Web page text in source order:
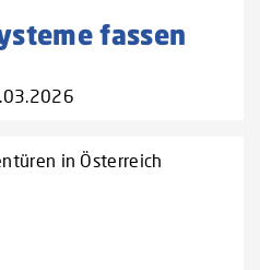
fassen
in Österreich